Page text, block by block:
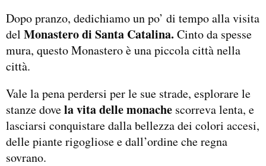
Dopo pranzo, dedichiamo un po’ di tempo alla visita
del Monastero di Santa Catalina. Cinto da spesse
mura, questo Monastero è una piccola città nella
città.
Vale la pena perdersi per le sue strade, esplorare le
stanze dovela vita delle monache scorreva lenta, e
lasciarsi conquistare dalla bellezza dei colori accesi,
delle piante rigogliose e dall’ordine che regna
sovrano.